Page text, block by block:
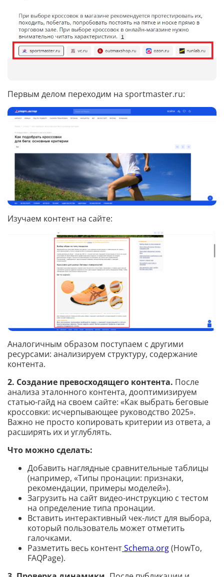
Первым делом переходим на sportmaster.ru:
Изучаем контент на сайте:
Аналогичным образом поступаем с другими
ресурсами: анализируем структуру, содержание
контента.
2. Создание превосходящего контента. После
анализа эталонного контента, дооптимизируем
статью-гайд на своем сайте: «Как выбрать беговые
кроссовки: исчерпывающее руководство 2025».
Важно не просто копировать критерии из ответа, а
расширять их и углублять.
Что можно сделать:
Добавить наглядные сравнительные таблицы
(например, «Типы пронации: признаки,
рекомендации, примеры моделей»).
Загрузить на сайт видео-инструкцию с тестом
на определение типа пронации.
Вставить интерактивный чек-лист для выбора,
который пользователь может отметить
галочками.
Разметить весь контентSchema.org(HowTo,
FAQPage).